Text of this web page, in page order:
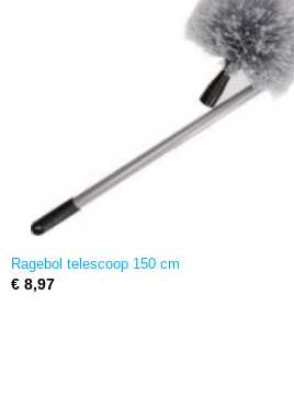
Ragebol telescoop 150 cm
€ 8,97